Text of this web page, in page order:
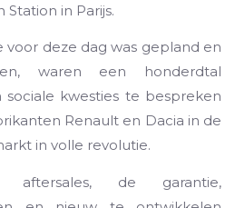
in Parijs.
voor deze dag was gepland en
waren een honderdtal
kwesties te bespreken
Renault en Dacia in de
in volle revolutie.
de garantie,